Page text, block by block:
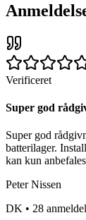
Verificeret
Super god
Super god
batterilager.
kan kun
Peter Nissen
DK • 28